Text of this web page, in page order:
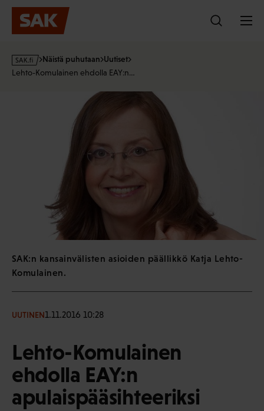
Hyppää
sisältöön
s
a
Näistä puhutaan Uutiset
Lehto-Komulainen ehdolla EAY:n…
SAK:n kansainvälisten asioiden päällikkö Katja Lehto-
Komulainen.
UUTINEN1.11.2016 10:28
Lehto-Komulainen
ehdolla EAY:n
apulaispääsihteeriksi